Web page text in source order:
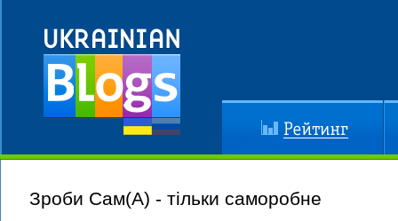
Рейтинг
Зроби Сам(А) - тільки саморобне